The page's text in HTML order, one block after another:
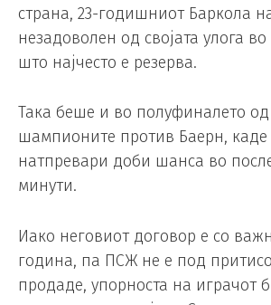
страна, 23-годишниот Баркола
незадоволен од својата улога
што најчесто е резерва.
Така беше и во полуфиналето
шампионите против Баерн, каде
натпревари доби шанса во
минути.
Иако неговиот договор е со
година, па ПСЖ не е под
продаде, упорноста на играчот